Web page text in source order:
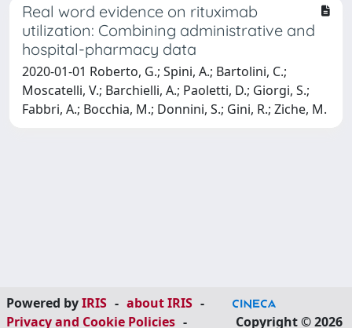
Real word evidence on rituximab
utilization: Combining administrative and
hospital-pharmacy data
2020-01-01 Roberto, G.; Spini, A.; Bartolini, C.;
Moscatelli, V.; Barchielli, A.; Paoletti, D.; Giorgi, S.;
Fabbri, A.; Bocchia, M.; Donnini, S.; Gini, R.; Ziche, M.
Powered byIRIS - about IRIS -
Privacy and Cookie Policies - Copyright © 2026